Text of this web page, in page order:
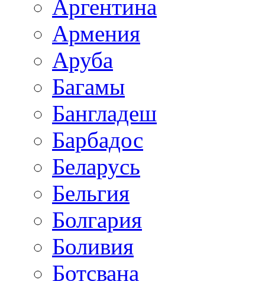
Аргентина
Армения
Аруба
Багамы
Бангладеш
Барбадос
Беларусь
Бельгия
Болгария
Боливия
Ботсвана